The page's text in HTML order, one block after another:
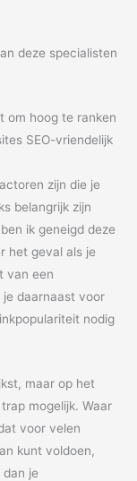
deze specialisten
om hoog te ranken
SEO-vriendelijk
zijn die je
belangrijk zijn
ik geneigd deze
het geval als je
van een
daarnaast voor
nodig
maar op het
mogelijk. Waar
voor velen
kunt voldoen,
je